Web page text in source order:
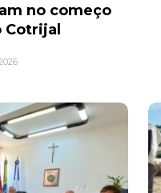
no começo